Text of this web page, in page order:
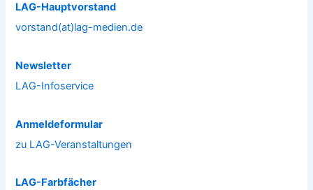
LAG-Hauptvorstand
vorstand(at)lag-medien.de
Newsletter
LAG-Infoservice
Anmeldeformular
zu LAG-Veranstaltungen
LAG-Farbfächer